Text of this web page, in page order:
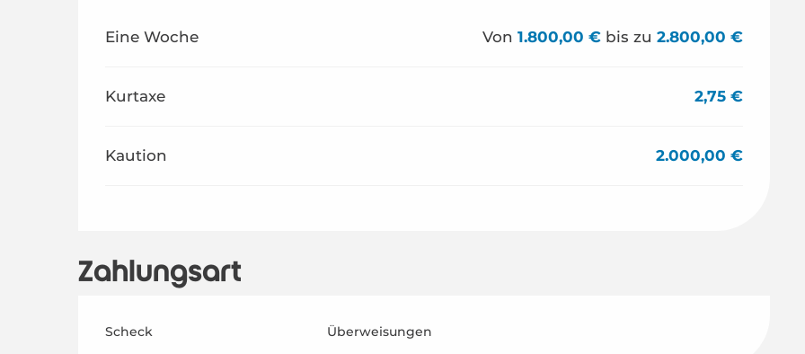
Preise 2026
Eine Woche Von1.800,00 € bis zu2.800,00 €
Kurtaxe 2,75 €
Kaution 2.000,00 €
Zahlungsart
Scheck Überweisungen